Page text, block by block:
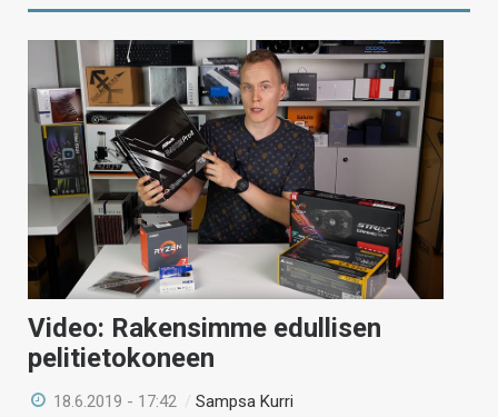
Video: Rakensimme edullisen
pelitietokoneen
18.6.2019 - 17:42 /Sampsa Kurri